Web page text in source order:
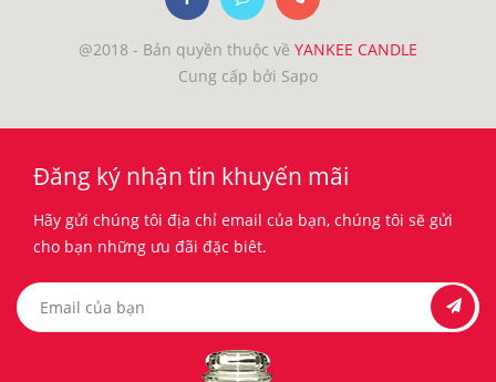
@2018 - Bản quyền thuộc về YANKEE CANDLE
Cung cấp bởi Sapo
Đăng ký nhận tin khuyến mãi
Hãy gửi chúng tôi địa chỉ email của bạn, chúng tôi sẽ gửi
cho bạn những ưu đãi đặc biêt.